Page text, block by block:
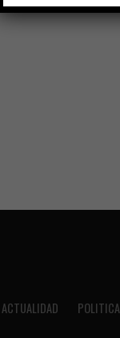
ACTUALIDAD POLITICA